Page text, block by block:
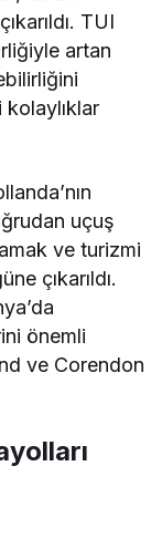
TUI
artan
uçuş
ve turizmi
çıkarıldı.
önemli
ve Corendon